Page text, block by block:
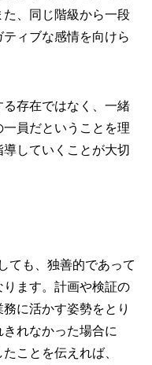
、同じ階級から一段
ティブな感情を向けら
存在ではなく、一緒
員だということを理
していくことが大切
ても、独善的であって
ます。計画や検証の
に活かす姿勢をとり
れなかった場合に
ことを伝えれば、